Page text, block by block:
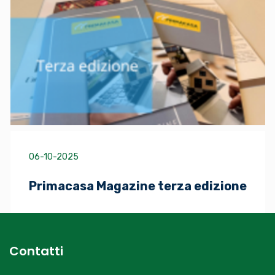
06-10-2025
Primacasa Magazine terza edizione
Contatti